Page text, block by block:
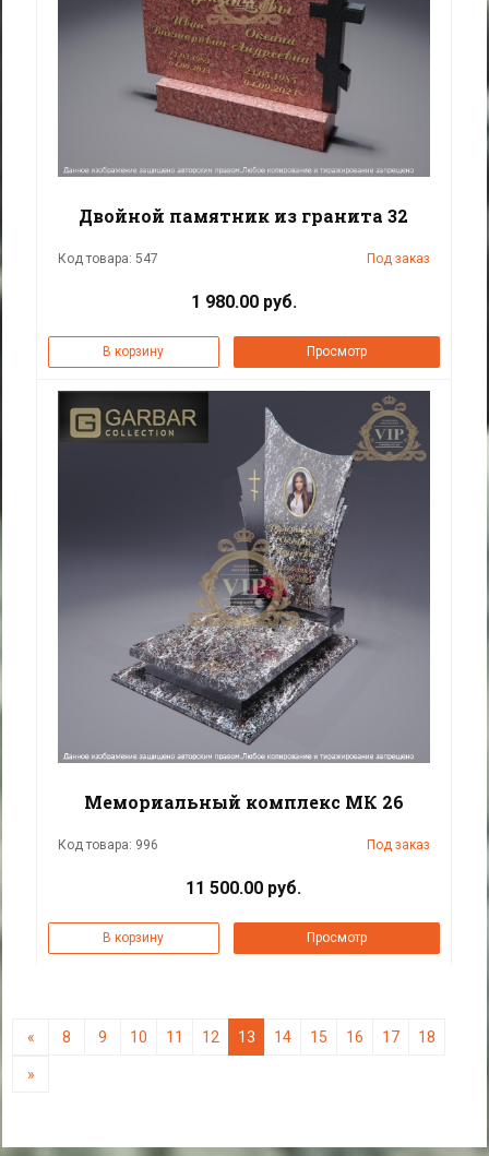
Двойной памятник из гранита 32
Код товара: 547 Под заказ
1 980.00 руб.
В корзину Просмотр
Мемориальный комплекс МК 26
Код товара: 996 Под заказ
11 500.00 руб.
В корзину Просмотр
« 8 9 10 11 12 13 14 15 16 17 18
»